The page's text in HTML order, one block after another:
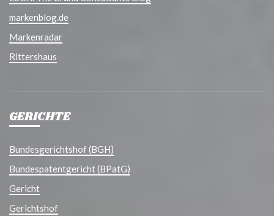
markenblog.de
Markenradar
Rittershaus
GERICHTE
Bundesgerichtshof (BGH)
Bundespatentgericht (BPatG)
Gericht
Gerichtshof